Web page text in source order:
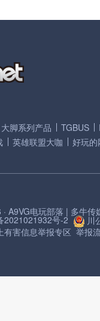
大脚系列产品 TGBUS
英雄联盟大咖 好玩的
A9VG电玩部落 | 多牛传
2021021932号-2
川
有害信息举报专区 举报